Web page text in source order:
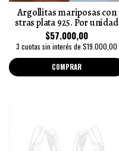
Argollitas mariposas con
stras plata 925. Por unidad
$57.000,00
3 cuotas sin interés de $19.000,00
COMPRAR